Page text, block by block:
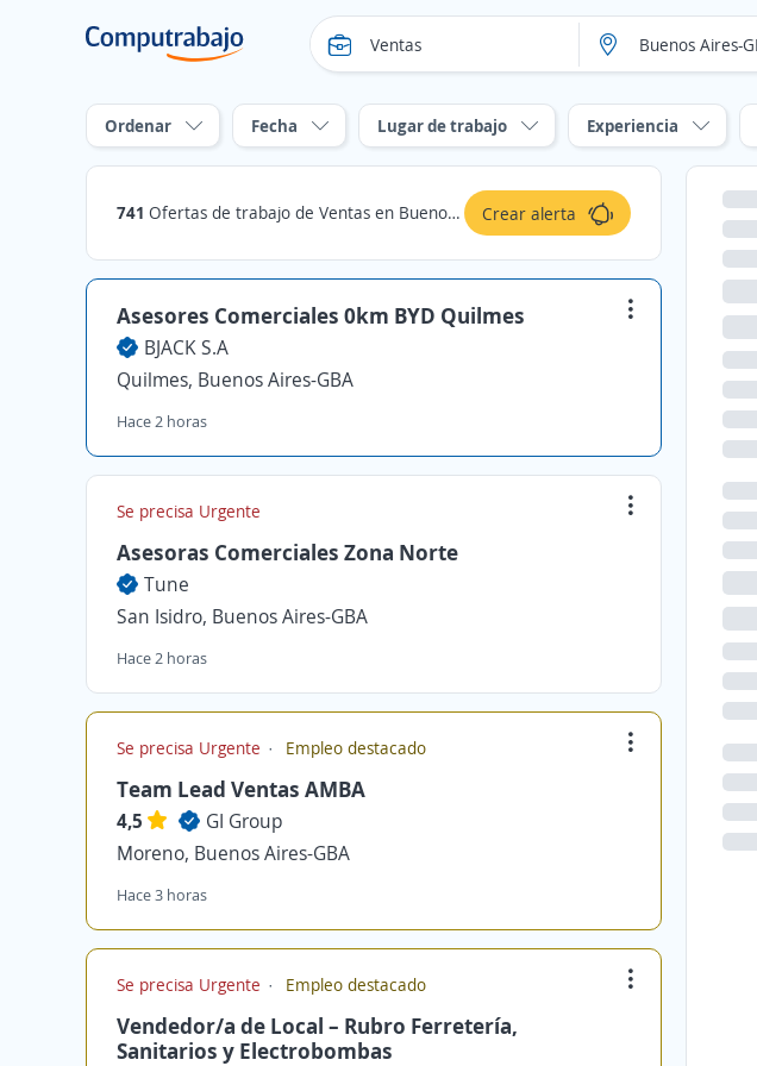
Ordenar Fecha Lugar de trabajo Experiencia
741 Ofertas de trabajo de Ventas en Buenos Aires-GBA Crear alerta
Asesores Comerciales 0km BYD Quilmes
BJACK S.A
Quilmes, Buenos Aires-GBA
Hace 2 horas
Se precisa Urgente
Asesoras Comerciales Zona Norte
Tune
San Isidro, Buenos Aires-GBA
Hace 2 horas
Se precisa Urgente Empleo destacado
Team Lead Ventas AMBA
4,5
GI Group
Moreno, Buenos Aires-GBA
Hace 3 horas
Se precisa Urgente Empleo destacado
Vendedor/a de Local – Rubro Ferretería,
Sanitarios y Electrobombas